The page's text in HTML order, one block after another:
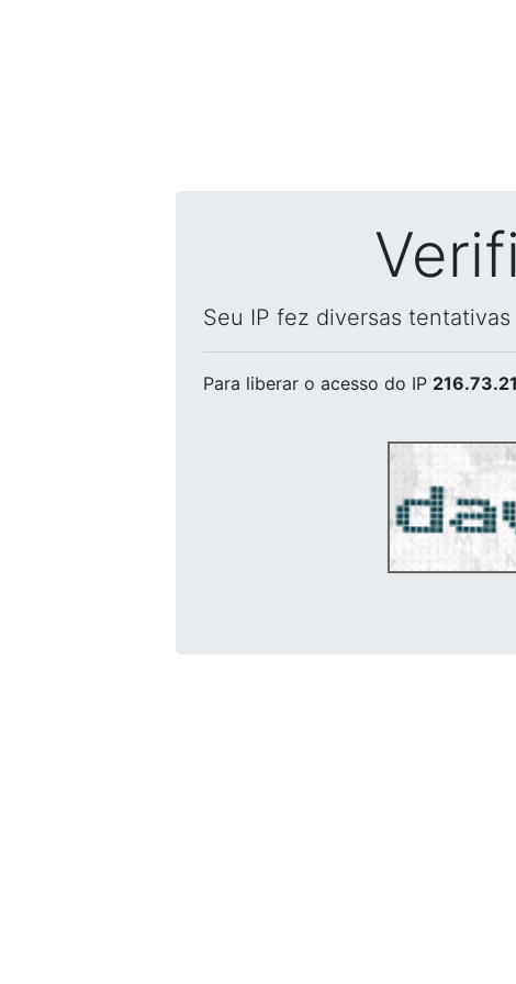
Seu IP fez diversas
Para liberar o acesso do IP